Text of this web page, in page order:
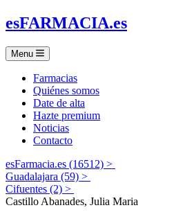
esFARMACIA.es
Menu
Farmacias
Quiénes somos
Date de alta
Hazte premium
Noticias
Contacto
esFarmacia.es (16512) >
Guadalajara (59) >
Cifuentes (2) >
Castillo Abanades, Julia Maria